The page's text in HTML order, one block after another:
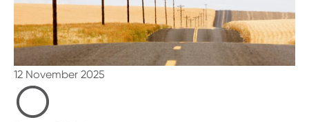
12 November 2025